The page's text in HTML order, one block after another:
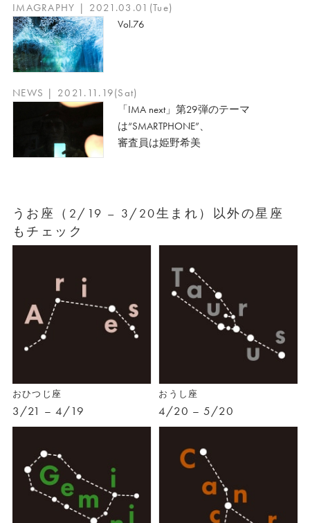
IMAGRAPHY | 2021.03.01(Tue)
Vol.76
NEWS | 2021.11.19(Sat)
「IMA next」第29弾のテーマ
は“SMARTPHONE”、
審査員は姫野希美
うお座（2/19 – 3/20生まれ）以外の星座
もチェック
おひつじ座
3/21 – 4/19
おうし座
4/20 – 5/20